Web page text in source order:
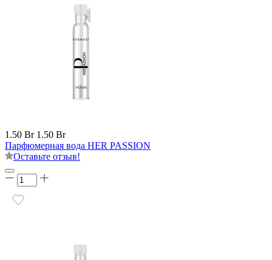
1.50 Br 1.50 Br
Парфюмерная вода HER PASSION
Оставьте отзыв!